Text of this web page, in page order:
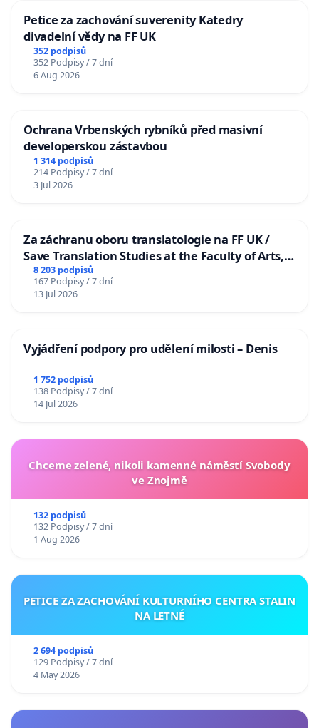
Petice za zachování suverenity Katedry
divadelní vědy na FF UK
352 podpisů
352 Podpisy / 7 dní
6 Aug 2026
Ochrana Vrbenských rybníků před masivní
developerskou zástavbou
1 314 podpisů
214 Podpisy / 7 dní
3 Jul 2026
Za záchranu oboru translatologie na FF UK /
Save Translation Studies at the Faculty of Arts,
Charles University
8 203 podpisů
167 Podpisy / 7 dní
13 Jul 2026
Vyjádření podpory pro udělení milosti – Denis
1 752 podpisů
138 Podpisy / 7 dní
14 Jul 2026
Chceme zelené, nikoli kamenné náměstí Svobody
ve Znojmě
132 podpisů
132 Podpisy / 7 dní
1 Aug 2026
PETICE ZA ZACHOVÁNÍ KULTURNÍHO CENTRA STALIN
NA LETNÉ
2 694 podpisů
129 Podpisy / 7 dní
4 May 2026